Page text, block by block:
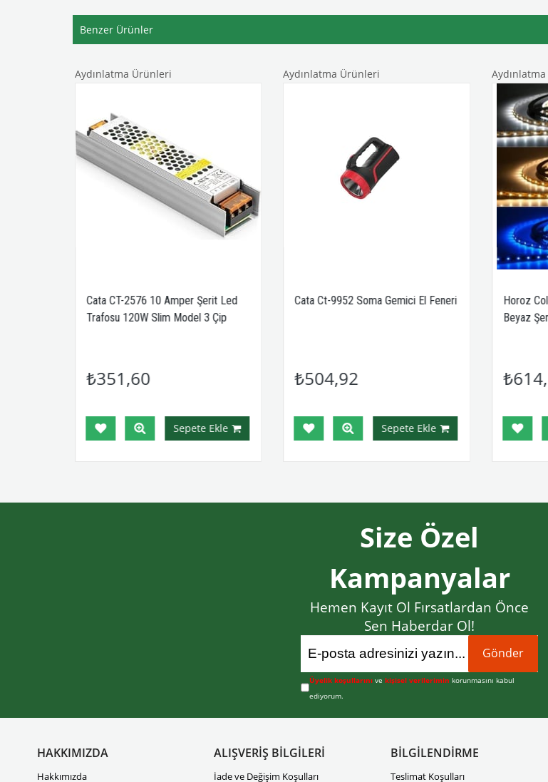
Benzer Ürünler
Aydınlatma Ürünleri
Cata CT-2576 10 Amper Şerit Led
Trafosu 120W Slim Model 3 Çip
₺351,60
Sepete Ekle
Aydınlatma Ürünleri
Cata Ct-9952 Soma Gemici El Feneri
₺504,92
Sepete Ekle
Horoz
Beyaz
Size Özel
Kampanyalar
Hemen Kayıt Ol Fırsatlardan Önce
Sen Haberdar Ol!
Gönder
Üyelik koşullarını vekişisel verilerimin korunmasını kabul
ediyorum.
HAKKIMIZDA
Hakkımızda
ALIŞVERİŞ BİLGİLERİ
İade ve Değişim Koşulları
BİLGİLENDİRME
Teslimat Koşulları